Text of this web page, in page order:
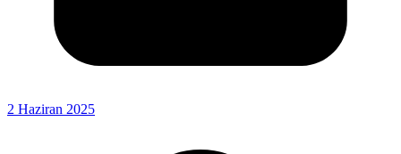
2 Haziran 2025